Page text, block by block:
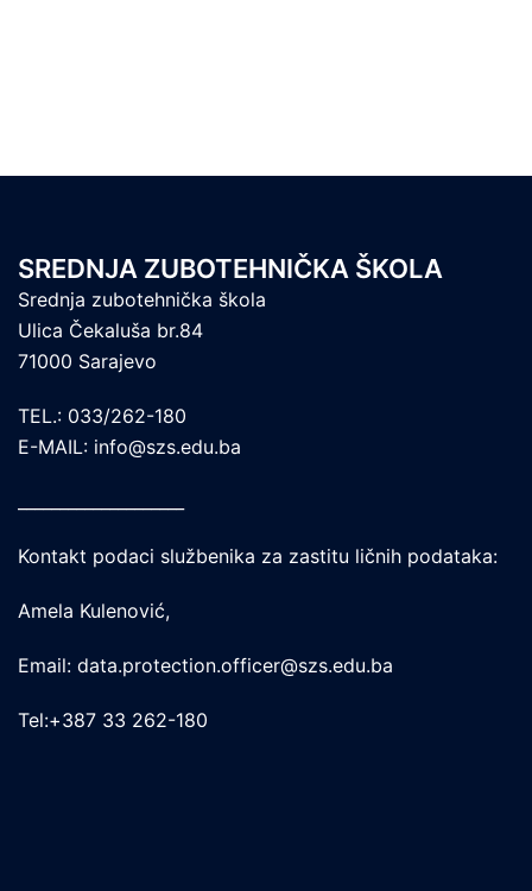
SREDNJA ZUBOTEHNIČKA ŠKOLA
Srednja zubotehnička škola
Ulica Čekaluša br.84
71000 Sarajevo
TEL.: 033/262-180
E-MAIL: info@szs.edu.ba
Kontakt podaci službenika za zastitu ličnih podataka:
Amela Kulenović,
Email: data.protection.officer@szs.edu.ba
Tel:+387 33 262-180